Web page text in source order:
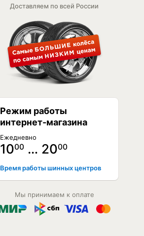
Доставляем по всей России
Режим работы
интернет-магазина
Ежедневно
1000 … 2000
Время работы шинных центров
Мы принимаем к оплате